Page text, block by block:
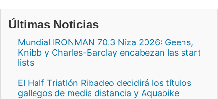
Últimas Noticias
Mundial IRONMAN 70.3 Niza 2026: Geens,
Knibb y Charles-Barclay encabezan las start
lists
El Half Triatlón Ribadeo decidirá los títulos
gallegos de media distancia y Aquabike